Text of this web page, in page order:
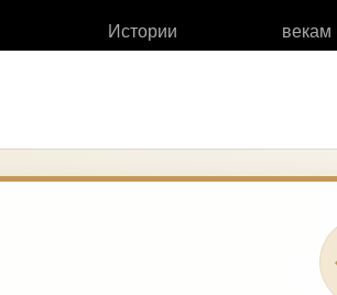
Истории
векам